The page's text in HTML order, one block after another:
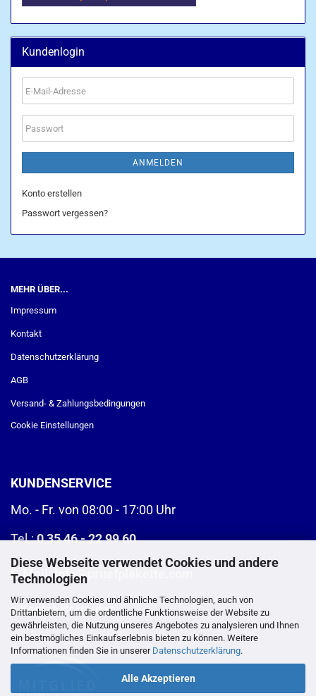
Diese Webseite verwendet Cookies und andere
Technologien
Wir verwenden Cookies und ähnliche Technologien, auch von
Drittanbietern, um die ordentliche Funktionsweise der Website zu
gewährleisten, die Nutzung unseres Angebotes zu analysieren und Ihnen
ein bestmögliches Einkaufserlebnis bieten zu können. Weitere
Informationen finden Sie in unserer Datenschutzerklärung.
Alle Akzeptieren
Kundenlogin
E-
Mail-
Adresse
Passwort
ANMELDEN
Konto erstellen
Passwort vergessen?
MEHR ÜBER...
Impressum
Kontakt
Datenschutzerklärung
AGB
Versand- & Zahlungsbedingungen
Cookie Einstellungen
KUNDENSERVICE
Mo. - Fr. von 08:00 - 17:00 Uhr
Tel.:0 35 46 - 22 99 60
E-Mail:info@pruefplakette.com
>Kontaktformular